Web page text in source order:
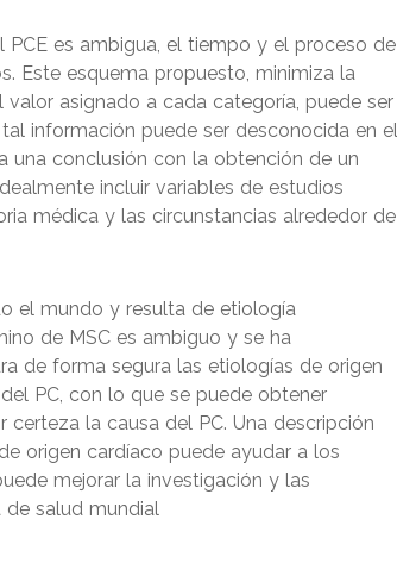
PCE es ambigua, el tiempo y el proceso de
Este esquema propuesto, minimiza la
asignado a cada categoría, puede ser
información puede ser desconocida en el
una conclusión con la obtención de un
incluir variables de estudios
médica y las circunstancias alrededor de
el mundo y resulta de etiología
de MSC es ambiguo y se ha
de forma segura las etiologías de origen
PC, con lo que se puede obtener
la causa del PC. Una descripción
origen cardíaco puede ayudar a los
mejorar la investigación y las
salud mundial